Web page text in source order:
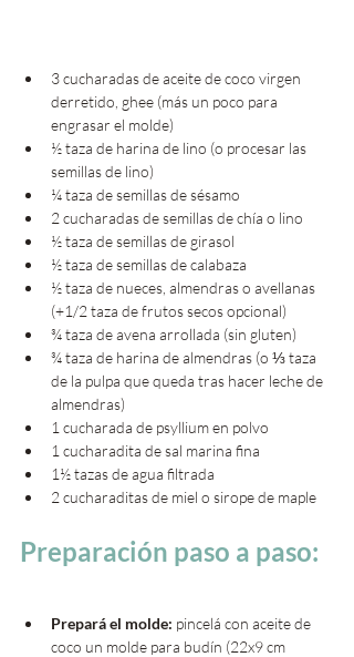
3 cucharadas de aceite de coco virgen
derretido, ghee (más un poco para
engrasar el molde)
½ taza de harina de lino (o procesar las
semillas de lino)
¼ taza de semillas de sésamo
2 cucharadas de semillas de chía o lino
½ taza de semillas de girasol
½ taza de semillas de calabaza
½ taza de nueces, almendras o avellanas
(+1/2 taza de frutos secos opcional)
¾ taza de avena arrollada (sin gluten)
¾ taza de harina de almendras (o ⅓ taza
de la pulpa que queda tras hacer leche de
almendras)
1 cucharada de psyllium en polvo
1 cucharadita de sal marina fina
1½ tazas de agua filtrada
2 cucharaditas de miel o sirope de maple
Preparación paso a paso:
Prepará el molde: pincelá con aceite de
coco un molde para budín (22x9 cm